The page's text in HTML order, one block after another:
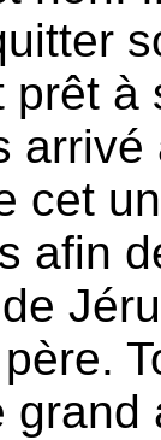
prêt
cet
afin
grand